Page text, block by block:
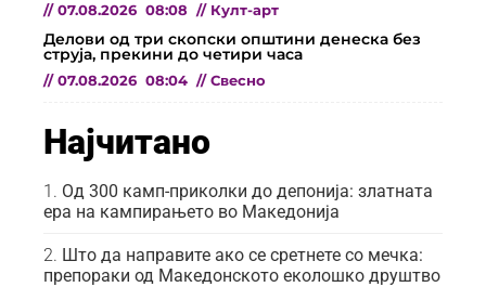
// 07.08.2026 08:08 // Култ-арт
Делови од три скопски општини денеска без
струја, прекини до четири часа
// 07.08.2026 08:04 // Свесно
Најчитано
Од 300 камп-приколки до депонија: златната
ера на кампирањето во Македонија
Што да направите ако се сретнете со мечка:
препораки од Македонското еколошко друштво